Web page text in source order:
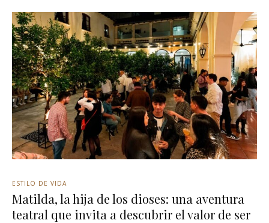
ESTILO DE VIDA
Matilda, la hija de los dioses: una aventura
teatral que invita a descubrir el valor de ser